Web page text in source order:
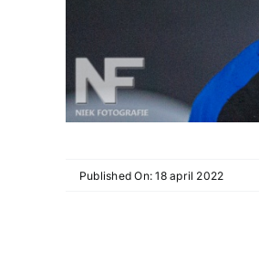
Published On: 18 april 2022